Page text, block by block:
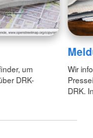
um
DRK-
Wir
DRK.